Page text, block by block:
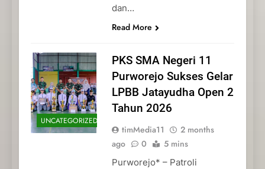
dan…
Read More
UNCATEGORIZED
PKS SMA Negeri 11
Purworejo Sukses Gelar
LPBB Jatayudha Open 2
Tahun 2026
timMedia11
2 months
ago
0 5 mins
Purworejo* – Patroli